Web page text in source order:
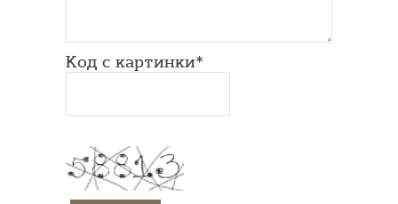
Код с картинки*